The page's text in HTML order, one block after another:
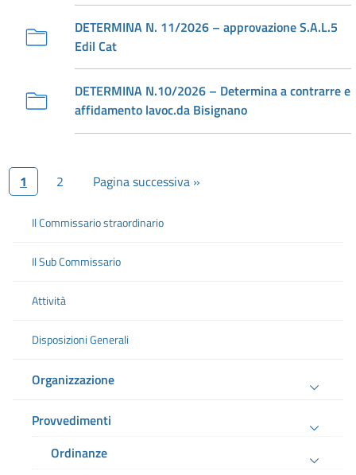
DETERMINA N. 11/2026 – approvazione S.A.L.5
Edil Cat
DETERMINA N.10/2026 – Determina a contrarre e
affidamento lavoc.da Bisignano
1 2 Pagina successiva »
Il Commissario straordinario
Il Sub Commissario
Attività
Disposizioni Generali
Organizzazione
Provvedimenti
Ordinanze